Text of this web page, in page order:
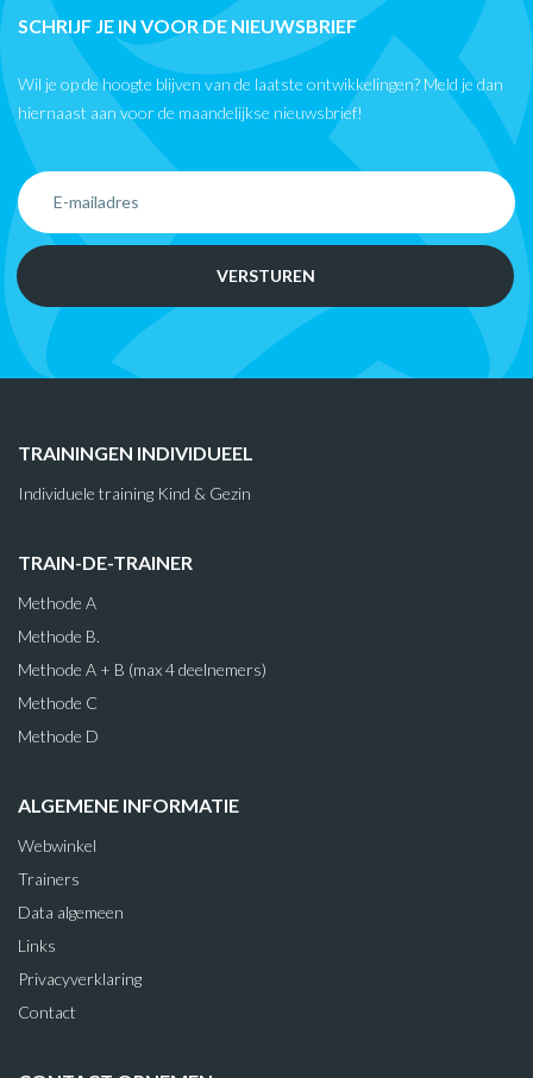
SCHRIJF JE IN VOOR DE NIEUWSBRIEF
Wil je op de hoogte blijven van de laatste ontwikkelingen? Meld je dan
hiernaast aan voor de maandelijkse nieuwsbrief!
TRAININGEN INDIVIDUEEL
Individuele training Kind & Gezin
TRAIN-DE-TRAINER
Methode A
Methode B.
Methode A + B (max 4 deelnemers)
Methode C
Methode D
ALGEMENE INFORMATIE
Webwinkel
Trainers
Data algemeen
Links
Privacyverklaring
Contact